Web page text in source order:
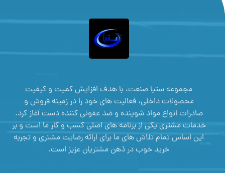
مجموعه ستیا صنعت، با هدف افزایش کمیت و کیفیت
محصولات داخلی، فعالیت های خود را در زمینه فروش و
صادرات انواع مواد شوینده و ضد عفونی کننده دست آغاز کرد.
خدمات مشتری یکی از برنامه های اصلی کسب و کار ما است و بر
این اساس تمام تلاش های ما برای ارائه رضایت مشتری و تجربه
خرید خوب در ذهن مشتریان عزیز است.